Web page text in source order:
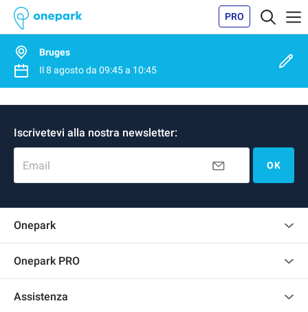
PRO
Bruges
Il8 agostoda 09:45a 10:45
Iscrivetevi alla nostra newsletter:
Email OK
Onepark
Onepark PRO
Assistenza